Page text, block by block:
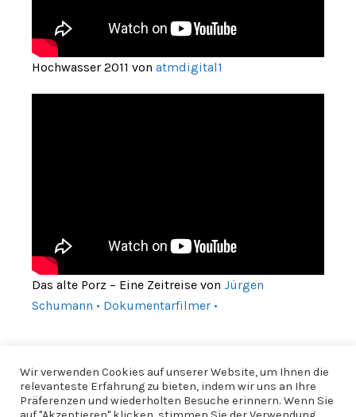
Hochwasser 2011 von atmdigital1
Das alte Porz – Eine Zeitreise von Jürgen
Schumann • Dokumentarfilmer •
Wir verwenden Cookies auf unserer Website, um Ihnen die
relevanteste Erfahrung zu bieten, indem wir uns an Ihre
Präferenzen und wiederholten Besuche erinnern. Wenn Sie